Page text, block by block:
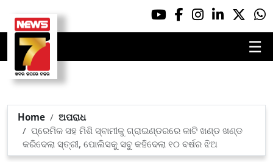
☰
Home
ଅପରାଧ
ପ୍ରେମିକ ସହ ମିଶି ସ୍ବାମୀକୁ ଗ୍ରାଇଣ୍ଡରରେ କାଟି ଖଣ୍ଡ ଖଣ୍ଡ
କରିଦେଲା ସ୍ତ୍ରୀ, ପୋଲିସକୁ ସବୁ କହିଦେଲା ୧୦ ବର୍ଷର ଝିଅ